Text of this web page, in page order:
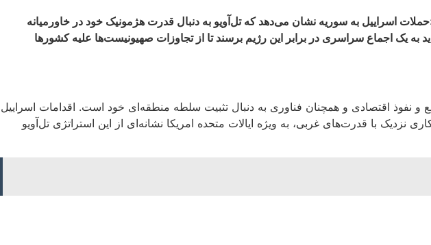
اسراییل به سوریه نشان می‌دهد که تل‌آویو به دنبال قدرت هژمونیک خود در خاورمیانه
به یک اجماع سراسری در برابر این رژیم برسند تا از تجاوزات صهیونیست‌ها علیه کشورها
و نفوذ اقتصادی و همچنان فناوری به دنبال تثبیت سلطه منطقه‌ای خود است. اقدامات اسراییل
با قدرت‌های غربی، به ویژه ایالات متحده امریکا نشانه‌ای از این استراتژی تل‌آویو